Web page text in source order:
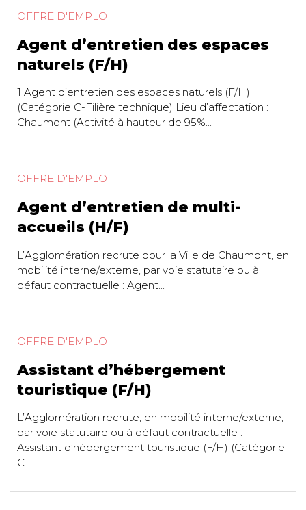
OFFRE D'EMPLOI
Agent d’entretien des espaces
naturels (F/H)
1 Agent d’entretien des espaces naturels (F/H)
(Catégorie C-Filière technique) Lieu d’affectation :
Chaumont (Activité à hauteur de 95%...
OFFRE D'EMPLOI
Agent d’entretien de multi-
accueils (H/F)
L’Agglomération recrute pour la Ville de Chaumont, en
mobilité interne/externe, par voie statutaire ou à
défaut contractuelle : Agent...
OFFRE D'EMPLOI
Assistant d’hébergement
touristique (F/H)
L’Agglomération recrute, en mobilité interne/externe,
par voie statutaire ou à défaut contractuelle :
Assistant d’hébergement touristique (F/H) (Catégorie
C...